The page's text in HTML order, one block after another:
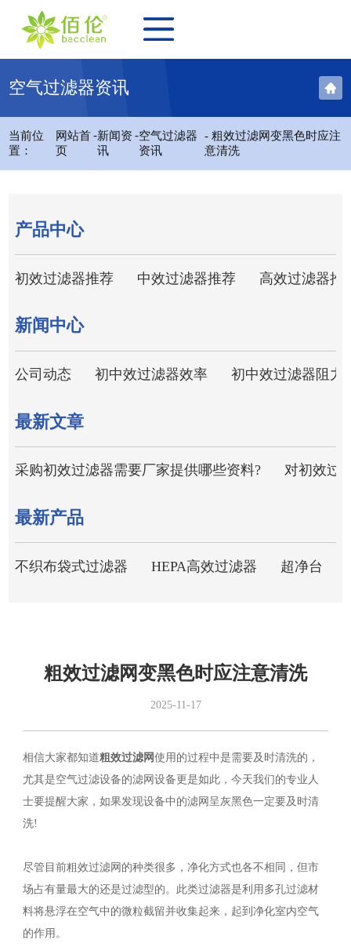
空气过滤器资讯
当前位
置：
网站首
页
-新闻资
讯
-空气过滤器
资讯
- 粗效过滤网变黑色时应注
意清洗
产品中心
初效过滤器推荐 中效过滤器推荐 高效过滤器推
新闻中心
公司动态 初中效过滤器效率 初中效过滤器阻力
最新文章
采购初效过滤器需要厂家提供哪些资料? 对初效过
最新产品
不织布袋式过滤器 HEPA高效过滤器 超净台
粗效过滤网变黑色时应注意清洗
2025-11-17
相信大家都知道粗效过滤网使用的过程中是需要及时清洗的，
尤其是空气过滤设备的滤网设备更是如此，今天我们的专业人
士要提醒大家，如果发现设备中的滤网呈灰黑色一定要及时清
洗!
尽管目前粗效过滤网的种类很多，净化方式也各不相同，但市
场占有量最大的还是过滤型的。此类过滤器是利用多孔过滤材
料将悬浮在空气中的微粒截留并收集起来，起到净化室内空气
的作用。